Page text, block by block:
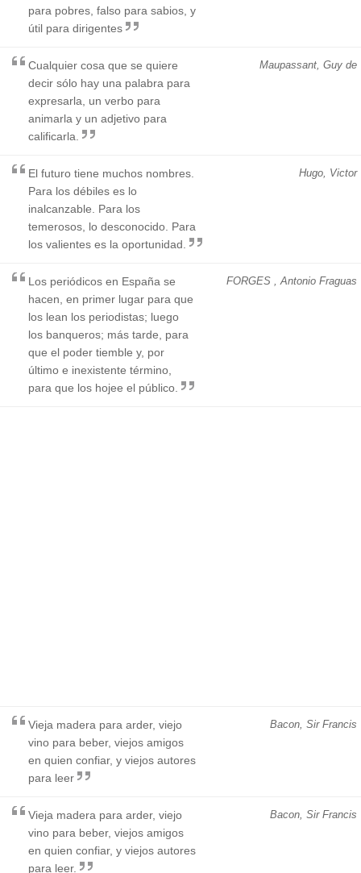
para pobres, falso para sabios, y
útil para dirigentes
Maupassant, Guy de
Cualquier cosa que se quiere
decir sólo hay una palabra para
expresarla, un verbo para
animarla y un adjetivo para
calificarla.
Hugo, Victor
El futuro tiene muchos nombres.
Para los débiles es lo
inalcanzable. Para los
temerosos, lo desconocido. Para
los valientes es la oportunidad.
FORGES , Antonio Fraguas
Los periódicos en España se
hacen, en primer lugar para que
los lean los periodistas; luego
los banqueros; más tarde, para
que el poder tiemble y, por
último e inexistente término,
para que los hojee el público.
Bacon, Sir Francis
Vieja madera para arder, viejo
vino para beber, viejos amigos
en quien confiar, y viejos autores
para leer
Bacon, Sir Francis
Vieja madera para arder, viejo
vino para beber, viejos amigos
en quien confiar, y viejos autores
para leer.